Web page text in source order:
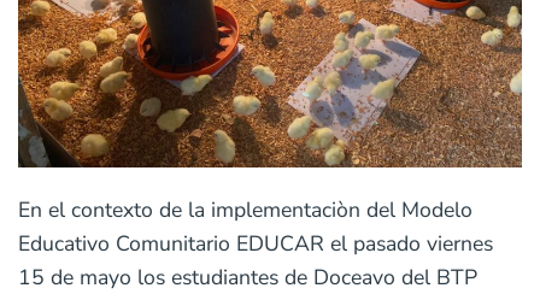
En el contexto de la implementaciòn del Modelo
Educativo Comunitario EDUCAR el pasado viernes
15 de mayo los estudiantes de Doceavo del BTP